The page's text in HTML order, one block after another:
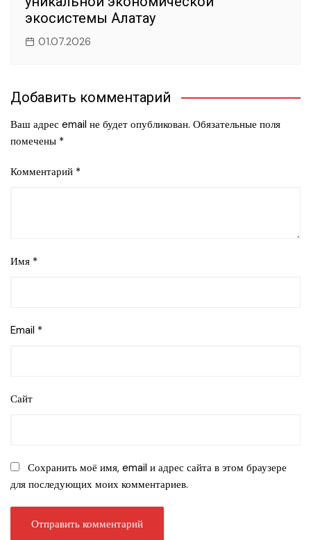
экосистемы Алатау
01.07.2026
Добавить комментарий
Ваш адрес email не будет опубликован. Обязательные поля
помечены *
Комментарий *
Имя *
Email *
Сайт
Сохранить моё имя, email и адрес сайта в этом браузере
для последующих моих комментариев.